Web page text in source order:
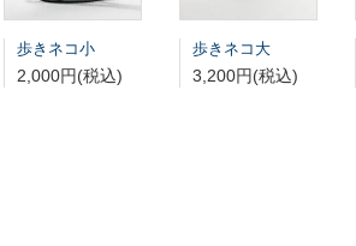
歩きネコ小
2,000円(税込)
歩きネコ大
3,200円(税込)